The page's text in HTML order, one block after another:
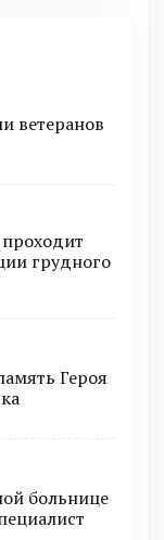
ветеранов
грудного
Героя
больнице